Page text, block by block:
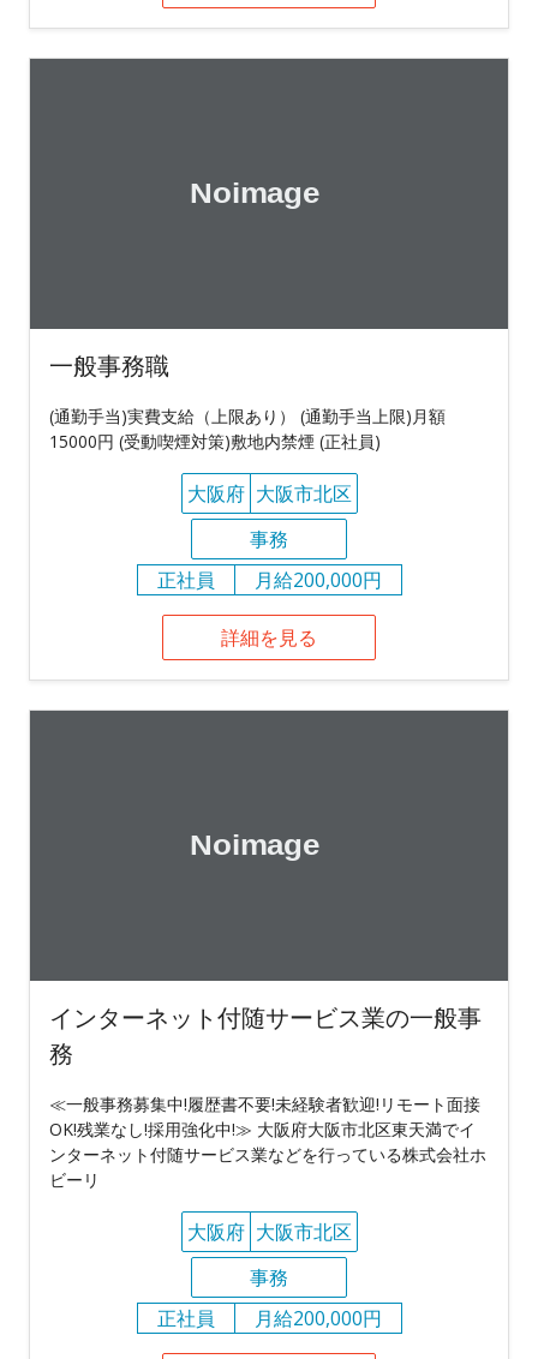
一般事務職
(通勤手当)実費支給（上限あり） (通勤手当上限)月額
15000円 (受動喫煙対策)敷地内禁煙 (正社員)
大阪府 大阪市北区
事務
正社員
月給200,000円
詳細を見る
インターネット付随サービス業の一般事
務
≪一般事務募集中!履歴書不要!未経験者歓迎!リモート面接
OK!残業なし!採用強化中!≫ 大阪府大阪市北区東天満でイ
ンターネット付随サービス業などを行っている株式会社ホ
ビーリ
大阪府 大阪市北区
事務
正社員
月給200,000円